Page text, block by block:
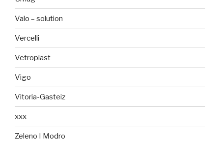
Valo – solution
Vercelli
Vetroplast
Vigo
Vitoria-Gasteiz
xxx
Zeleno I Modro